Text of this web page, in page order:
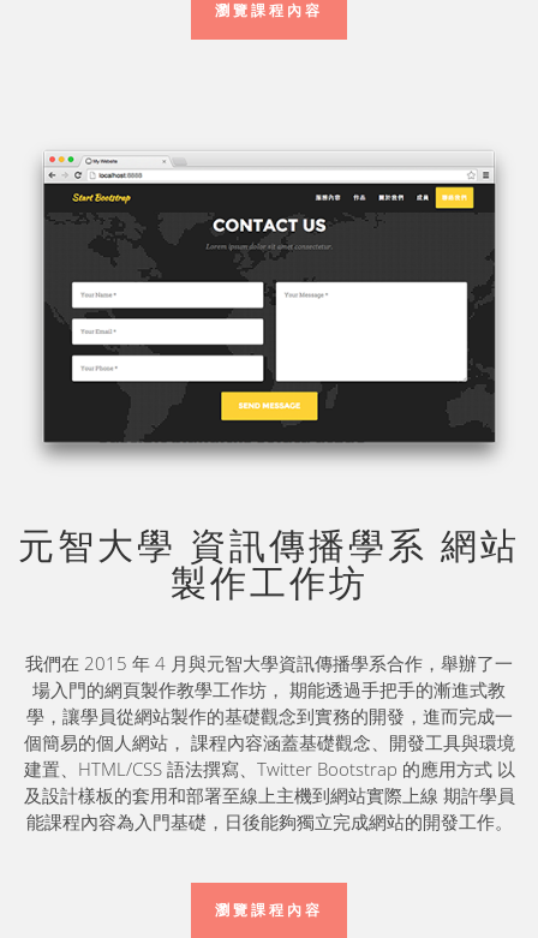
瀏覽課程內容
元智大學 資訊傳播學系 網站
製作工作坊
我們在 2015 年 4 月與元智大學資訊傳播學系合作，舉辦了一
場入門的網頁製作教學工作坊， 期能透過手把手的漸進式教
學，讓學員從網站製作的基礎觀念到實務的開發，進而完成一
個簡易的個人網站， 課程內容涵蓋基礎觀念、開發工具與環境
建置、HTML/CSS 語法撰寫、Twitter Bootstrap 的應用方式 以
及設計樣板的套用和部署至線上主機到網站實際上線 期許學員
能課程內容為入門基礎，日後能夠獨立完成網站的開發工作。
瀏覽課程內容